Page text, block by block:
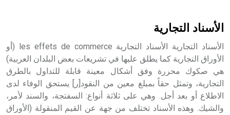
- هل تعلم أن أبجر Abgar اسم معروف جيداً يعود إلى عدد من
الملوك الذين حكموا مدينة إديسا (الرها) من أبجر الأول وحتى
التاسع، وهم ينتسبون إلى أسرة أوسروين
الأسناد التجارية
الأسناد التجارية الأسناد التجارية les effets de commerce (أو
الأوراق التجارية كما يطلق عليها في تشريعات بعض البلدان العربية)
هي صكوك محررة وفق أشكال معينة قابلة للتداول بالطرق
التجارية، وتمثل حقاً بمبلغ معين من النقود[ر] يستحق الوفاء لدى
الاطلاع أو بعد أجل. وهي على ثلاثة أنواع: السفتجة، والسند لأمر،
والشيك. وهذه الأسناد تختلف من جهة عن القيم المنقولة (الأوراق